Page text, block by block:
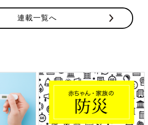
うことがとても難しいということを保護者
よ」ということを常日頃から伝えておくこ
相談してくれるようになるのだと思いま
為を見たらショックだし、そこから一歩
しいと感じている保護者の声があります。
連載一覧へ